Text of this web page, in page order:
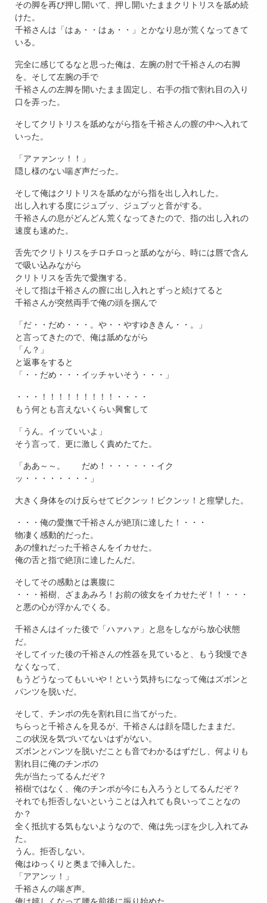
その脚を再び押し開いて、押し開いたままクリトリスを舐め続
けた。
千裕さんは「はぁ・・はぁ・・」とかなり息が荒くなってきて
いる。
完全に感じてるなと思った俺は、左腕の肘で千裕さんの右脚
を。そして左腕の手で
千裕さんの左脚を開いたまま固定し、右手の指で割れ目の入り
口を弄った。
そしてクリトリスを舐めながら指を千裕さんの膣の中へ入れて
いった。
「アァァンッ！！」
隠し様のない喘ぎ声だった。
そして俺はクリトリスを舐めながら指を出し入れした。
出し入れする度にジュプッ、ジュプッと音がする。
千裕さんの息がどんどん荒くなってきたので、指の出し入れの
速度も速めた。
舌先でクリトリスをチロチロっと舐めながら、時には唇で含ん
で吸い込みながら
クリトリスを舌先で愛撫する。
そして指は千裕さんの膣に出し入れとずっと続けてると
千裕さんが突然両手で俺の頭を掴んで
「だ・・だめ・・・。や・・やすゆききん・・。」
と言ってきたので、俺は舐めながら
「ん？」
と返事をすると
「・・だめ・・・イッチャいそう・・・」
・・・！！！！！！！！！・・・・
もう何とも言えないくらい興奮して
「うん。イッていいよ」
そう言って、更に激しく責めたてた。
「ああ～～。 だめ！・・・・・・イク
ッ・・・・・・・・」
大きく身体をのけ反らせてビクンッ！ビクンッ！と痙攣した。
・・・俺の愛撫で千裕さんが絶頂に達した！・・・
物凄く感動的だった。
あの憧れだった千裕さんをイカせた。
俺の舌と指で絶頂に達したんだ。
そしてその感動とは裏腹に
・・・裕樹、ざまあみろ！お前の彼女をイカせたぞ！！・・・
と悪の心が浮かんでくる。
千裕さんはイッた後で「ハァハァ」と息をしながら放心状態
だ。
そしてイッた後の千裕さんの性器を見ていると、もう我慢でき
なくなって、
もうどうなってもいいや！という気持ちになって俺はズボンと
パンツを脱いだ。
そして、チンポの先を割れ目に当てがった。
ちらっと千裕さんを見るが、千裕さんは顔を隠したままだ。
この状況を気づいてないはずがない。
ズボンとパンツを脱いだことも音でわかるはずだし、何よりも
割れ目に俺のチンポの
先が当たってるんだぞ？
裕樹ではなく、俺のチンポが今にも入ろうとしてるんだぞ？
それでも拒否しないということは入れても良いってことなの
か？
全く抵抗する気もないようなので、俺は先っぽを少し入れてみ
た。
うん。拒否しない。
俺はゆっくりと奥まで挿入した。
「アアンッ！」
千裕さんの喘ぎ声。